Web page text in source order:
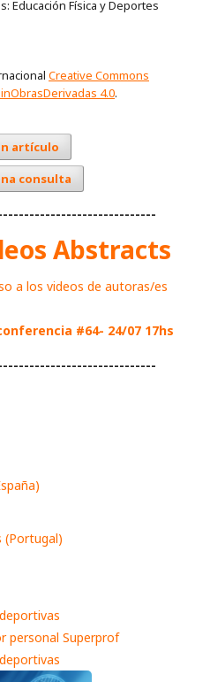
Educación Física y Deportes
Creative Commons
4.0.
artículo
consulta
Abstracts
a los videos de autoras/es
#64- 24/07 17hs
(Portugal)
personal Superprof